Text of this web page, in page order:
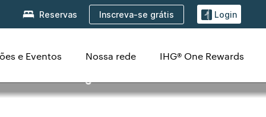
Reservas Inscreva-se grátis Login
e Eventos Nossa rede IHG® One Rewards
em